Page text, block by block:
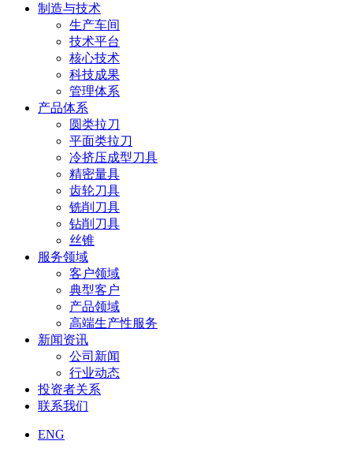
制造与技术
生产车间
技术平台
核心技术
科技成果
管理体系
产品体系
圆类拉刀
平面类拉刀
冷挤压成型刀具
精密量具
齿轮刀具
铣削刀具
钻削刀具
丝锥
服务领域
客户领域
典型客户
产品领域
高端生产性服务
新闻资讯
公司新闻
行业动态
投资者关系
联系我们
ENG